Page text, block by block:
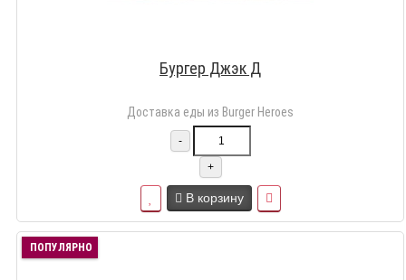
Бургер Джэк Д
Доставка еды из Burger Heroes
-
+
В корзину
ПОПУЛЯРНО